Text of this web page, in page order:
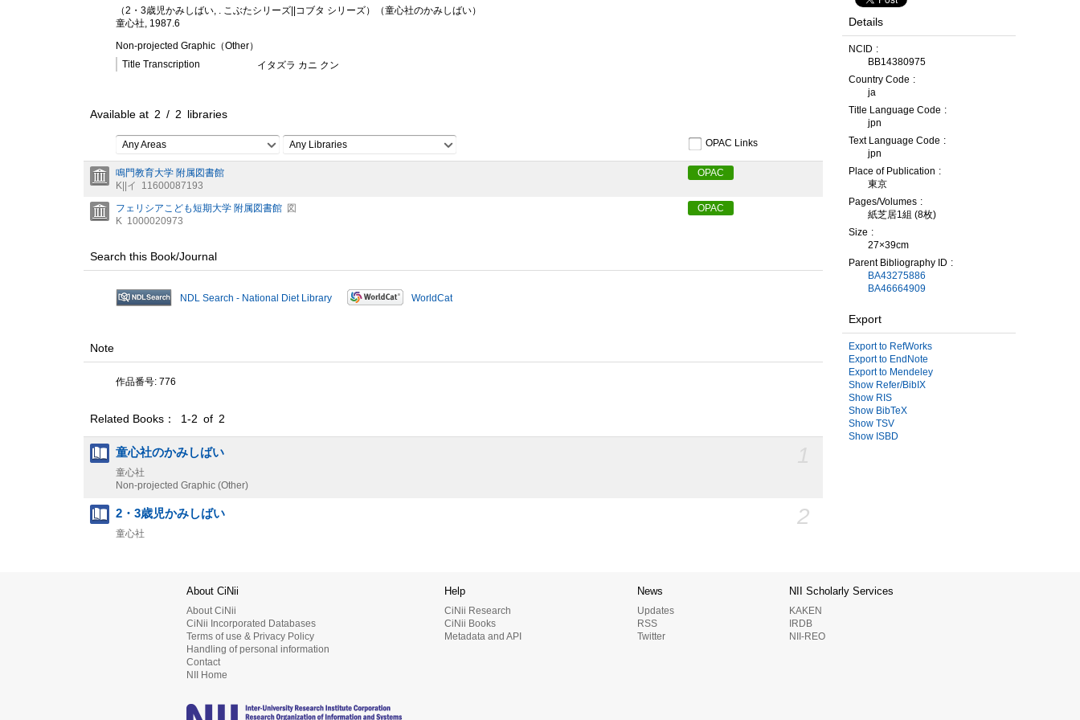
（2・3歳児かみしばい, . こぶたシリーズ||コブタ シリーズ）（童心社のかみしばい）
童心社, 1987.6
Non-projected Graphic（Other）
Title Transcription
イタズラ カニ クン
Available at 2 / 2 libraries
Any Areas Any Libraries OPAC Links
鳴門教育大学 附属図書館
K||イ
11600087193
OPAC
フェリシアこども短期大学 附属図書館 図
K 1000020973
OPAC
Search this Book/Journal
NDL Search - National Diet Library WorldCat
Note
作品番号: 776
Related Books： 1-2 of 2
童心社のかみしばい
童心社
Non-projected Graphic (Other)
2
2・3歳児かみしばい
童心社
Details
NCID
BB14380975
Country Code
ja
Title Language Code
jpn
Text Language Code
jpn
Place of Publication
東京
Pages/Volumes
紙芝居1組 (8枚)
Size
27×39cm
Parent Bibliography ID
BA43275886
BA46664909
Export
Export to RefWorks
Export to EndNote
Export to Mendeley
Show Refer/BibIX
Show RIS
Show BibTeX
Show TSV
Show ISBD
About CiNii
About CiNii
CiNii Incorporated Databases
Terms of use & Privacy Policy
Handling of personal information
Contact
NII Home
Help
CiNii Research
CiNii Books
Metadata and API
News
Updates
RSS
Twitter
NII Scholarly Services
KAKEN
IRDB
NII-REO